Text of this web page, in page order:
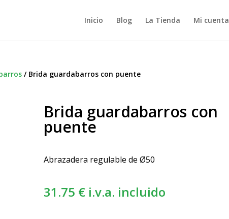
Inicio Blog La Tienda Mi cuenta
/ Brida guardabarros con puente
Brida guardabarros con
puente
Abrazadera regulable de Ø50
31.75 € i.v.a. incluido